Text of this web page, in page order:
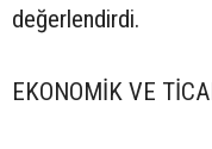
değerlendirdi.
EKONOMİK VE